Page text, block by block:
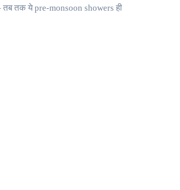
तक ये pre-monsoon showers ही